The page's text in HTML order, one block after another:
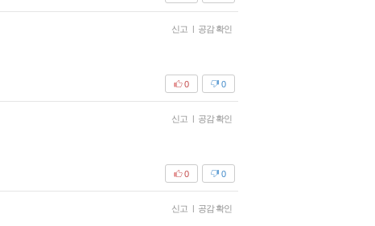
신고 | 공감 확인
0
0
신고 | 공감 확인
0
0
신고 | 공감 확인